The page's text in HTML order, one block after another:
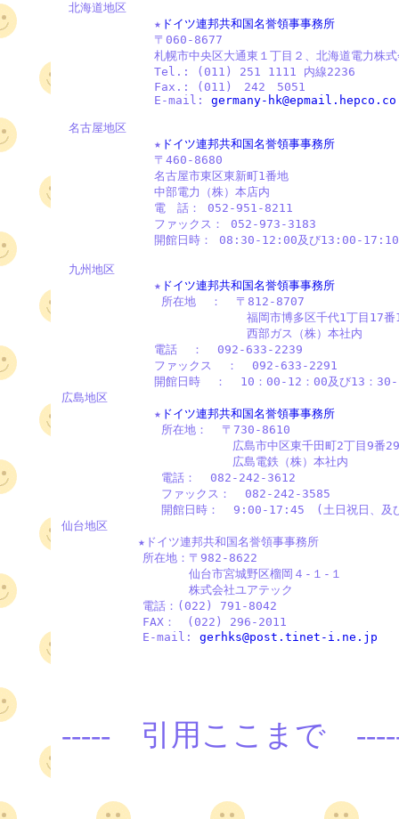
北海道地区
             ★
ドイツ連邦共和国名誉領事事務所
             〒060-8677
札幌市中央区大通東１丁目２、北海道電力株式
             Tel.: (011) 251 1111 内線2236
             Fax.: (011)　242　5051
             E-mail:
germany-
名古屋地区
             ★
ドイツ連邦共和国名誉領事事務所
             〒460-8680
             名古屋市東区東新町1番地
             中部電力（株）本店内
             電　話： 052-951-8211
             ファックス： 052-973-3183
開館日時： 08:30-12:00及び13:00-17:10
九州地区
             ★
ドイツ連邦共和国名誉領事事務所
              所在地  ：  〒812-8707
福岡市博多区千代1丁目17番
                          西部ガス（株）本社内
             電話  ：  092-633-2239
             ファックス  ：  092-633-2291
開館日時  ：  10：00-12：00及び13：
広島地区
             ★
ドイツ連邦共和国名誉領事事務所
              所在地：  〒730-8610
広島市中区東千田町2丁目9番
                        広島電鉄（株）本社内
              電話：  082-242-3612
              ファックス：  082-242-3585
開館日時：  9:00-17:45　(土日祝日、
仙台地区
★ドイツ連邦共和国名誉領事事務所
所在地：〒982-8622
仙台市宮城野区榴岡４-１-１
株式会社ユアテック
電話：(022) 791-8042
FAX：　(022) 296-2011
E-mail: gerhks@post.tinet-i.ne.jp
----- 引用ここまで